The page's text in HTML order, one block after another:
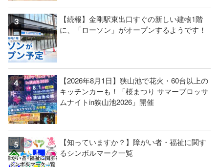
【続報】金剛駅東出口すぐの新しい建物1階
に、「ローソン」がオープンするようです！
【2026年8月1日】狭山池で花火・60台以上の
キッチンカーも！「桜まつり サマーブロッサ
ムナイトin狭山池2026」開催
【知っていますか？】障がい者・福祉に関す
るシンボルマーク一覧